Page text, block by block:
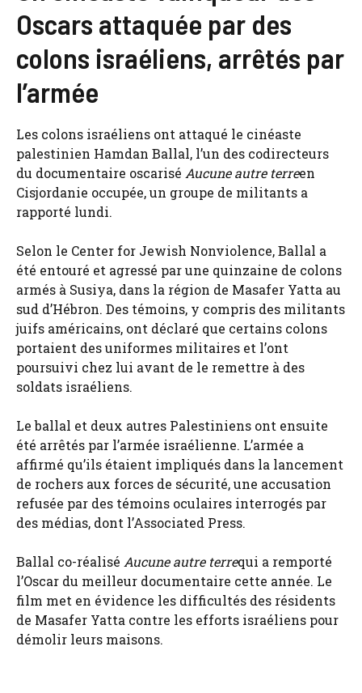
Oscars attaquée par des
colons israéliens, arrêtés par
l’armée
Les colons israéliens ont attaqué le cinéaste
palestinien Hamdan Ballal, l’un des codirecteurs
du documentaire oscarisé Aucune autre terreen
Cisjordanie occupée, un groupe de militants a
rapporté lundi.
Selon le Center for Jewish Nonviolence, Ballal a
été entouré et agressé par une quinzaine de colons
armés à Susiya, dans la région de Masafer Yatta au
sud d’Hébron. Des témoins, y compris des militants
juifs américains, ont déclaré que certains colons
portaient des uniformes militaires et l’ont
poursuivi chez lui avant de le remettre à des
soldats israéliens.
Le ballal et deux autres Palestiniens ont ensuite
été arrêtés par l’armée israélienne. L’armée a
affirmé qu’ils étaient impliqués dans la lancement
de rochers aux forces de sécurité, une accusation
refusée par des témoins oculaires interrogés par
des médias, dont l’Associated Press.
Ballal co-réalisé Aucune autre terrequi a remporté
l’Oscar du meilleur documentaire cette année. Le
film met en évidence les difficultés des résidents
de Masafer Yatta contre les efforts israéliens pour
démolir leurs maisons.